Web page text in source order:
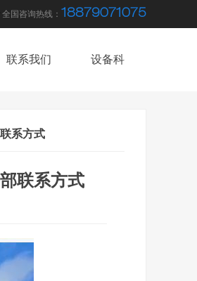
全国咨询热线： 18879071075
联系我们 设备科
系方式
联系方式